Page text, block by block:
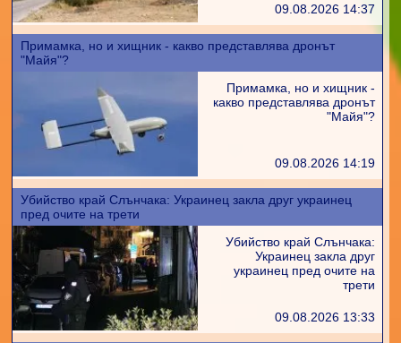
09.08.2026 14:37
Примамка, но и хищник - какво представлява дронът
"Майя"?
Примамка, но и хищник -
какво представлява дронът
"Майя"?
09.08.2026 14:19
Убийство край Слънчака: Украинец закла друг украинец
пред очите на трети
Убийство край Слънчака:
Украинец закла друг
украинец пред очите на
трети
09.08.2026 13:33